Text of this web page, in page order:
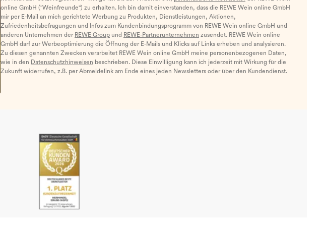
online GmbH ("Weinfreunde") zu erhalten. Ich bin damit einverstanden, dass die REWE Wein online GmbH
mir per E-Mail an mich gerichtete Werbung zu Produkten, Dienstleistungen, Aktionen,
Zufriedenheitsbefragungen und Infos zum Kundenbindungsprogramm von REWE Wein online GmbH und
anderen Unternehmen der REWE Group und REWE-Partnerunternehmen zusendet. REWE Wein online
GmbH darf zur Werbeoptimierung die Öffnung der E-Mails und Klicks auf Links erheben und analysieren.
Zu diesen genannten Zwecken verarbeitet REWE Wein online GmbH meine personenbezogenen Daten,
wie in den Datenschutzhinweisen beschrieben. Diese Einwilligung kann ich jederzeit mit Wirkung für die
Zukunft widerrufen, z.B. per Abmeldelink am Ende eines jeden Newsletters oder über den Kundendienst.